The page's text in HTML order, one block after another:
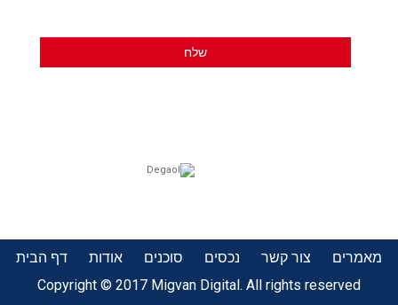
מאמרים צור קשר נכסים סוכנים אודות
דף הבית
Copyright © 2017 Migvan Digital. All rights reserved